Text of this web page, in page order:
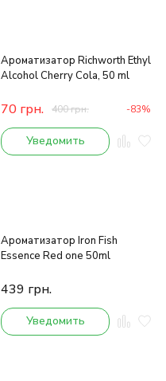
Ароматизатор Richworth Ethyl
Alcohol Cherry Cola, 50 ml
70 грн. 400грн. -83%
Уведомить
Ароматизатор Iron Fish
Essence Red one 50ml
439 грн.
Уведомить